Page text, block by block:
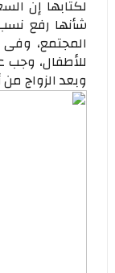
لكتابها إن
شأنها رفع نسب
المجتمع، وفى
للأطفال، وجب
وبعد الزواج